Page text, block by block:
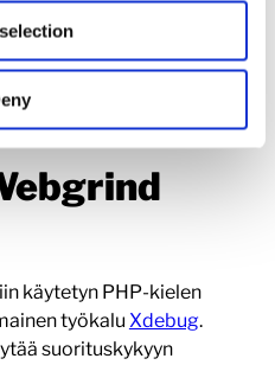
käytetyn PHP-kielen
työkalu Xdebug.
suorituskykyyn